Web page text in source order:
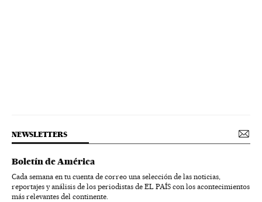
NEWSLETTERS
Boletín de América
Cada semana en tu cuenta de correo una selección de las noticias,
reportajes y análisis de los periodistas de EL PAÍS con los acontecimientos
más relevantes del continente.